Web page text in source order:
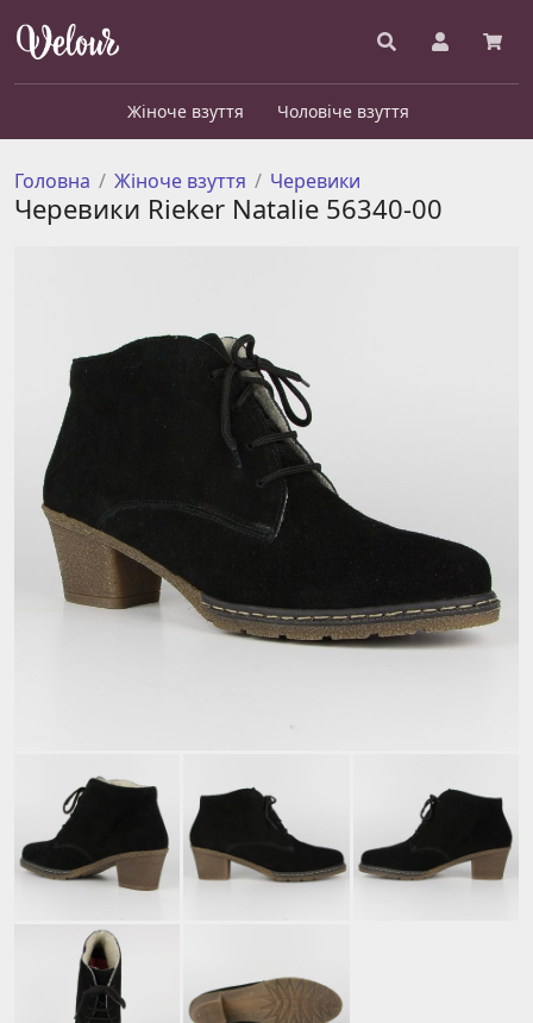
Жіноче взуття Чоловіче взуття
Головна Жіноче взуття Черевики
Черевики Rieker Natalie 56340-00